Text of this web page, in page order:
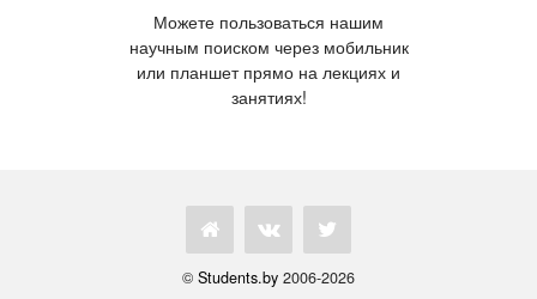
Можете пользоваться нашим
научным поиском через мобильник
или планшет прямо на лекциях и
занятиях!
© Students.by 2006-2026